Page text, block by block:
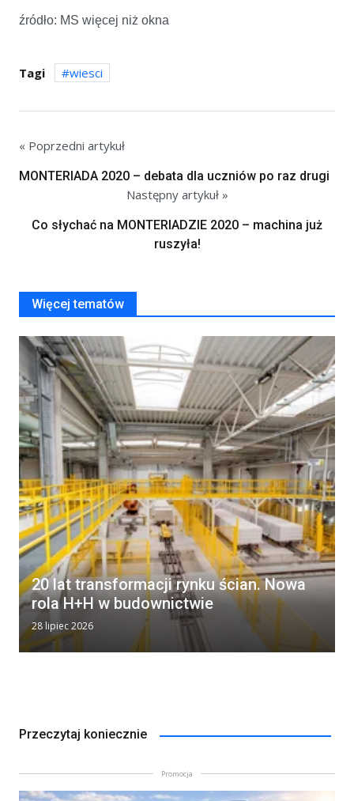
źródło: MS więcej niż okna
Tagi wiesci
« Poprzedni artykuł
MONTERIADA 2020 – debata dla uczniów po raz drugi
Następny artykuł »
Co słychać na MONTERIADZIE 2020 – machina już
ruszyła!
Więcej tematów
20 lat transformacji rynku ścian. Nowa
rola H+H w budownictwie
28 lipiec 2026
Przeczytaj koniecznie
Promocja